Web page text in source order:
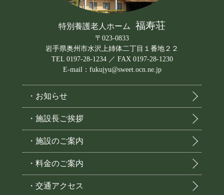
特別養護老人ホーム 福寿荘
〒023-0833
岩手県奥州市水沢上姉体二丁目１番地２２
TEL 0197-28-1234 ／ FAX 0197-28-1230
E-mail：fukujyu@sweet.ocn.ne.jp
・お知らせ
・施設長ご挨拶
・施設のご案内
・料金のご案内
・交通アクセス